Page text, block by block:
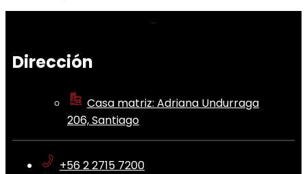
Dirección
Casa matriz: Adriana Undurraga
206, Santiago
+56 2 2715 7200